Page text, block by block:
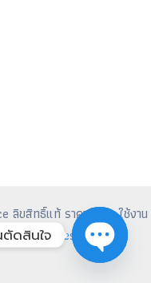
ขสิทธิ์แท้ ราคาคุ้มค่า ใช้งาน
WordPress Theme
ดสินใจ
Open